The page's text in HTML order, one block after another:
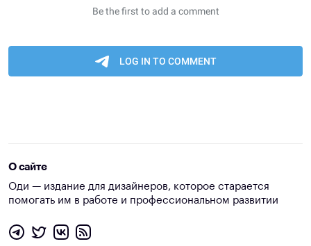
О сайте
Оди — издание для дизайнеров, которое старается
помогать им в работе и профессиональном развитии